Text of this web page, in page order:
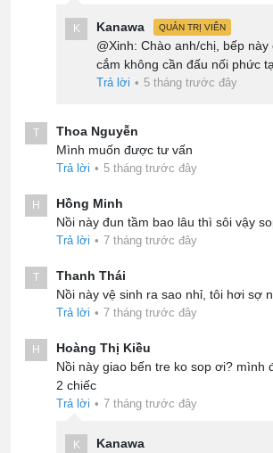
K Kanawa QUẢN TRỊ VIÊN
@Xinh: Chào anh/chị, bếp này
cắm không cần đấu nối phức
Trả lời • 5 tháng trước đây
T
Thoa Nguyễn
Mình muốn được tư vấn
Trả lời • 5 tháng trước đây
H
Hồng Minh
Nồi này đun tầm bao lâu thì sôi vậy
Trả lời • 7 tháng trước đây
T
Thanh Thái
Nồi này vệ sinh ra sao nhỉ, tôi hơi sợ
Trả lời • 7 tháng trước đây
H
Hoàng Thị Kiều
Nồi này giao bến tre ko sop ơi? mình
2 chiếc
Trả lời • 7 tháng trước đây
K
Kanawa